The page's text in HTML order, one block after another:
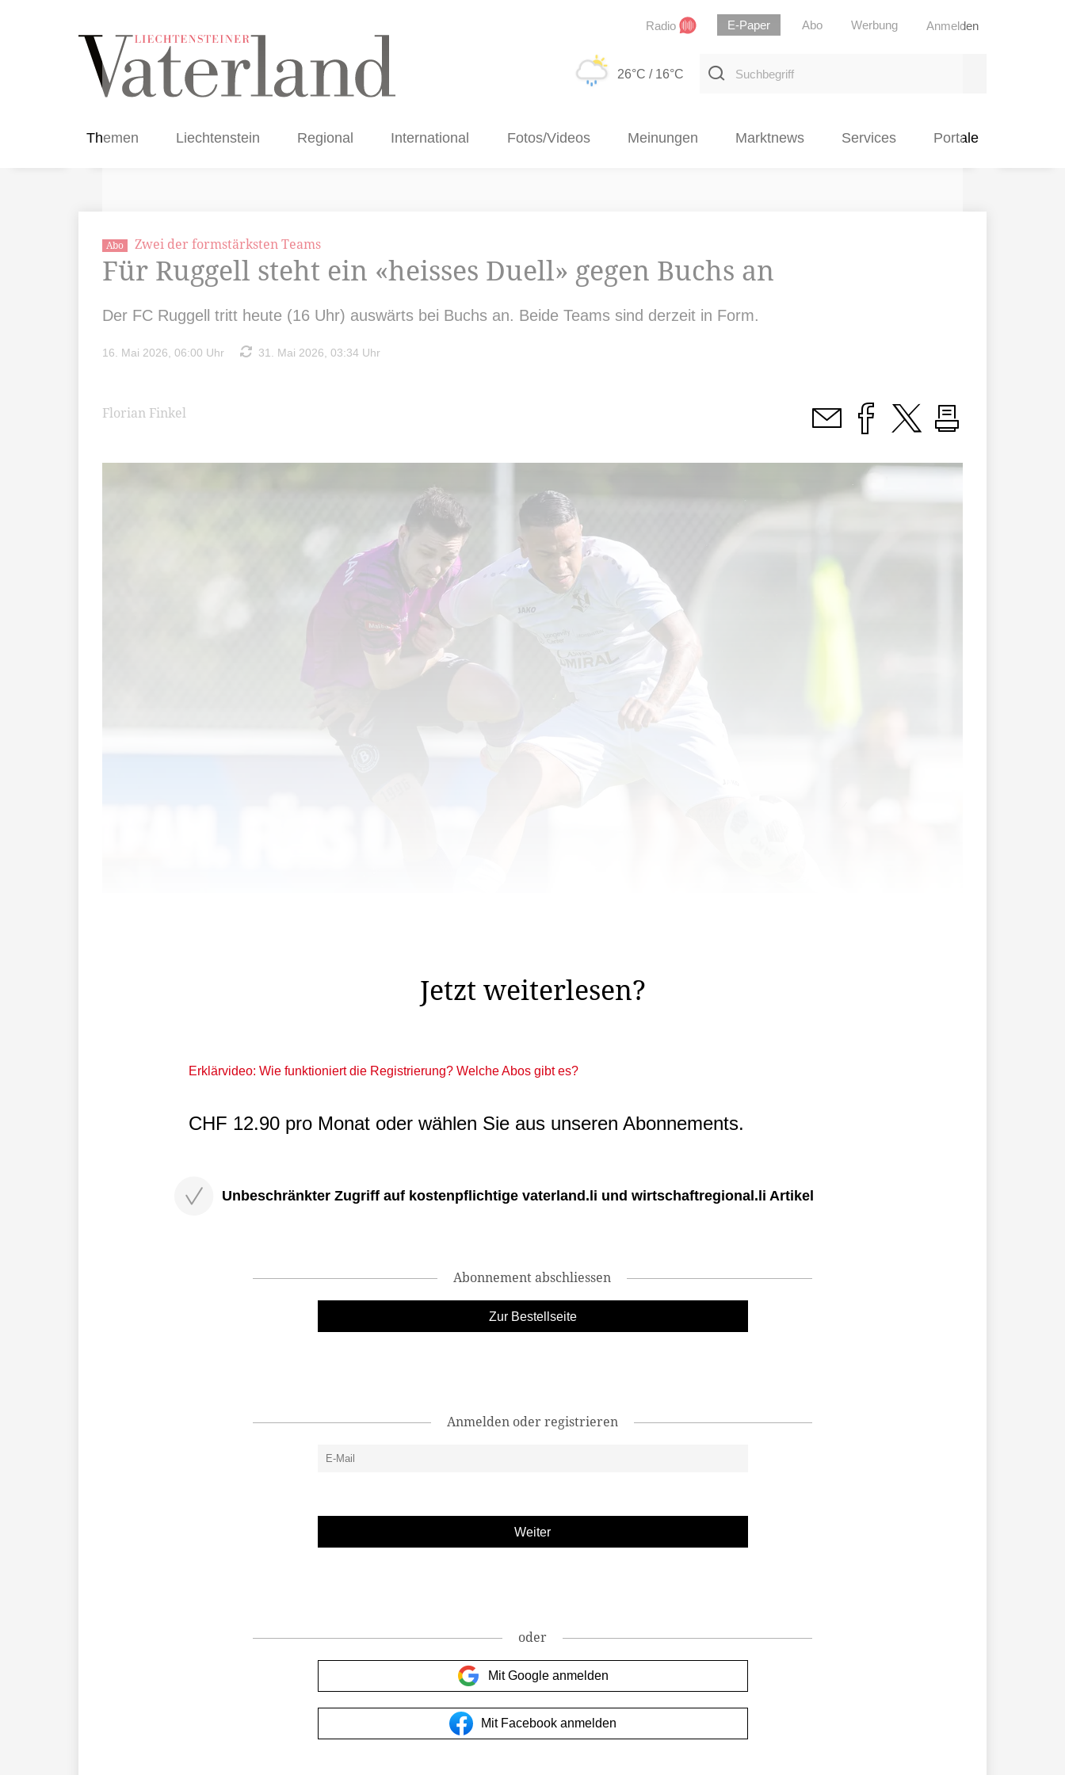
Radio E-Paper Abo Werbung Anmelden
26°C / 16°C
Suchbegriff
Themen Liechtenstein Regional International Fotos/Videos Meinungen Marktnews Services Portale
Abo Zwei der formstärksten Teams
Für Ruggell steht ein «heisses Duell» gegen Buchs an
Der FC Ruggell tritt heute (16 Uhr) auswärts bei Buchs an. Beide Teams sind derzeit in Form.
16. Mai 2026, 06:00 Uhr 31. Mai 2026, 03:34 Uhr
Florian Finkel
Jetzt weiterlesen?
Erklärvideo: Wie funktioniert die Registrierung? Welche Abos gibt es?
CHF 12.90 pro Monat oder wählen Sie aus unseren Abonnements.
Unbeschränkter Zugriff auf kostenpflichtige vaterland.li und wirtschaftregional.li Artikel
Abonnement abschliessen
Zur Bestellseite
Anmelden oder registrieren
oder
Mit Google anmelden
Mit Facebook anmelden